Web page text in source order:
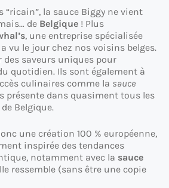
“ricain”, la sauce Biggy ne vient
de Belgique ! Plus
, une entreprise spécialisée
vu le jour chez nos voisins belges.
des saveurs uniques pour
quotidien. Ils sont également à
culinaires comme la sauce
présente dans quasiment tous les
Belgique.
une création 100 % européenne,
inspirée des tendances
notamment avec la sauce
ressemble (sans être une copie